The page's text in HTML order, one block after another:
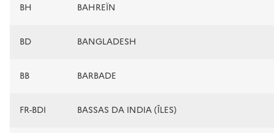
BH BAHREÏN
BD BANGLADESH
BB BARBADE
FR-BDI BASSAS DA INDIA (ÎLES)